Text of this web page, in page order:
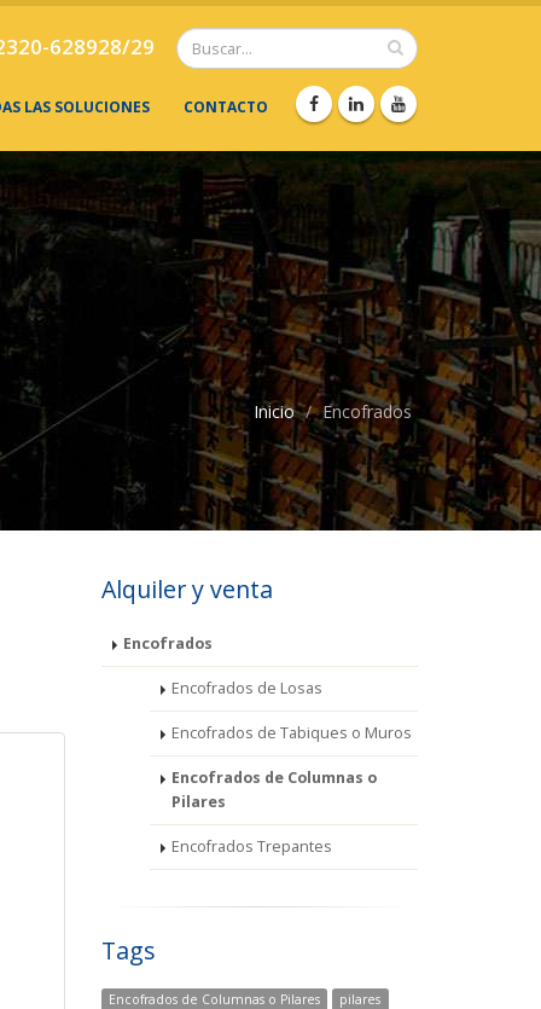
628928/29
LAS SOLUCIONES CONTACTO
Inicio Encofrados
Alquiler y venta
Encofrados
Encofrados de Losas
Encofrados de Tabiques o Muros
Encofrados de Columnas o
Pilares
Encofrados Trepantes
Tags
Encofrados de Columnas o Pilares
pilares